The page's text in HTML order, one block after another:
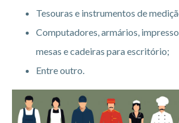
Tesouras e instrumentos de
Computadores, armários,
mesas e cadeiras para escritório;
Entre outro.